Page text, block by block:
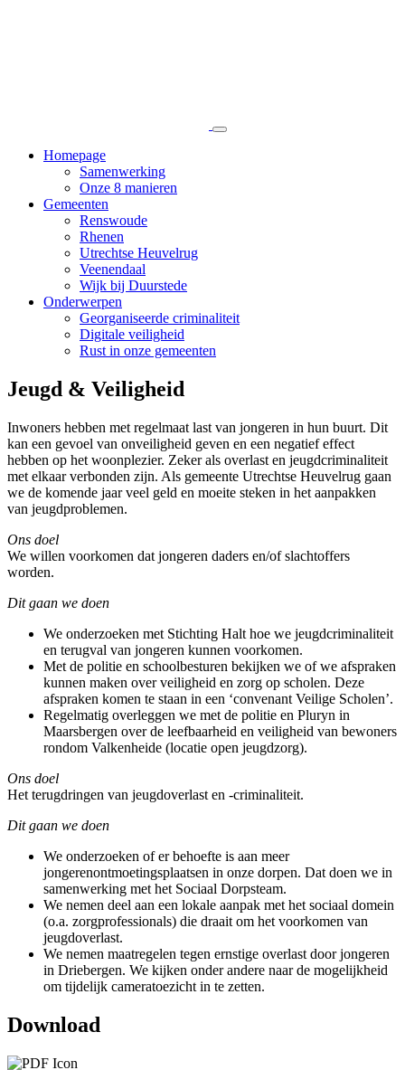
Homepage
Samenwerking
Onze 8 manieren
Gemeenten
Renswoude
Rhenen
Utrechtse Heuvelrug
Veenendaal
Wijk bij Duurstede
Onderwerpen
Georganiseerde criminaliteit
Digitale veiligheid
Rust in onze gemeenten
Jeugd & Veiligheid
Inwoners hebben met regelmaat last van jongeren in hun buurt. Dit
kan een gevoel van onveiligheid geven en een negatief effect
hebben op het woonplezier. Zeker als overlast en jeugdcriminaliteit
met elkaar verbonden zijn. Als gemeente Utrechtse Heuvelrug gaan
we de komende jaar veel geld en moeite steken in het aanpakken
van jeugdproblemen.
Ons doel
We willen voorkomen dat jongeren daders en/of slachtoffers
worden.
Dit gaan we doen
We onderzoeken met Stichting Halt hoe we jeugdcriminaliteit
en terugval van jongeren kunnen voorkomen.
Met de politie en schoolbesturen bekijken we of we afspraken
kunnen maken over veiligheid en zorg op scholen. Deze
afspraken komen te staan in een ‘convenant Veilige Scholen’.
Regelmatig overleggen we met de politie en Pluryn in
Maarsbergen over de leefbaarheid en veiligheid van bewoners
rondom Valkenheide (locatie open jeugdzorg).
Ons doel
Het terugdringen van jeugdoverlast en -criminaliteit.
Dit gaan we doen
We onderzoeken of er behoefte is aan meer
jongerenontmoetingsplaatsen in onze dorpen. Dat doen we in
samenwerking met het Sociaal Dorpsteam.
We nemen deel aan een lokale aanpak met het sociaal domein
(o.a. zorgprofessionals) die draait om het voorkomen van
jeugdoverlast.
We nemen maatregelen tegen ernstige overlast door jongeren
in Driebergen. We kijken onder andere naar de mogelijkheid
om tijdelijk cameratoezicht in te zetten.
Download